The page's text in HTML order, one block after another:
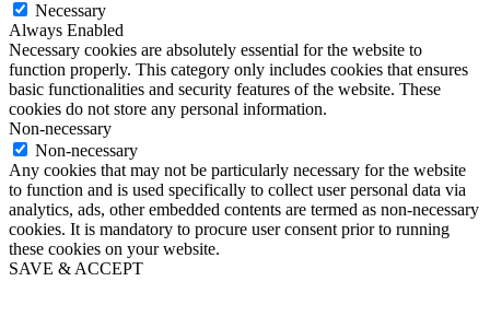
Necessary
Always Enabled
Necessary cookies are absolutely essential for the website to
function properly. This category only includes cookies that ensures
basic functionalities and security features of the website. These
cookies do not store any personal information.
Non-necessary
Non-necessary
Any cookies that may not be particularly necessary for the website
to function and is used specifically to collect user personal data via
analytics, ads, other embedded contents are termed as non-necessary
cookies. It is mandatory to procure user consent prior to running
these cookies on your website.
SAVE & ACCEPT